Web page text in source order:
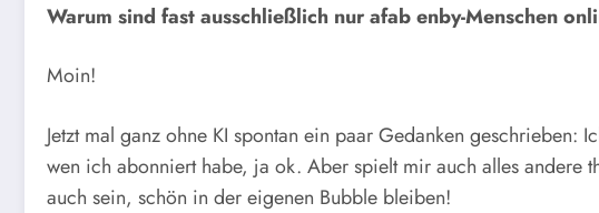
Warum sind fast ausschließlich nur afab enby-Menschen
Moin!
Jetzt mal ganz ohne KI spontan ein paar Gedanken geschrieben:
wen ich abonniert habe, ja ok. Aber spielt mir auch alles andere
auch sein, schön in der eigenen Bubble bleiben!